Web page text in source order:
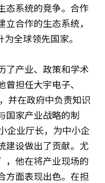
态系统的竞争。合作
合作的生态系统，
全球领先国家。
了产业、政策和学术
担任大宇电子、
并在政府中负责知识
国家产业战略的制
企业厅长，为中小企
建设做出了贡献。尤
他在将产业现场的
方面表现出色。在担